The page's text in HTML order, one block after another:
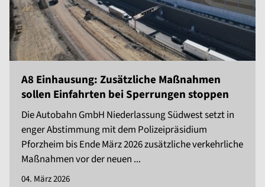
A8 Einhausung: Zusätzliche Maßnahmen
sollen Einfahrten bei Sperrungen stoppen
Die Autobahn GmbH Niederlassung Südwest setzt in
enger Abstimmung mit dem Polizeipräsidium
Pforzheim bis Ende März 2026 zusätzliche verkehrliche
Maßnahmen vor der neuen ...
04. März 2026